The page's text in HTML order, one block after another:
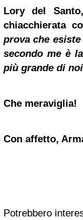
Lory del
chiacchierata
prova che
secondo me è
più grande di noi
Che meraviglia!
Con affetto,
Potrebbero